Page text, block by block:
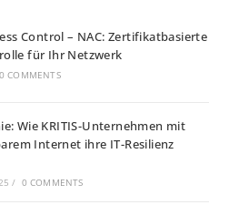
Control – NAC: Zertifikatbasierte
für Ihr Netzwerk
0 COMMENTS
Wie KRITIS-Unternehmen mit
Internet ihre IT-Resilienz
/ 0 COMMENTS